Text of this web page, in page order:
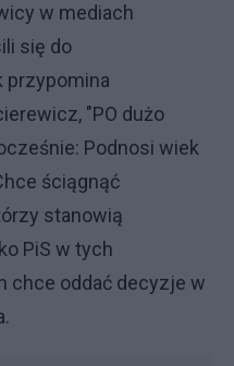
w mediach
się do
przypomina
"PO dużo
Podnosi wiek
ściągnąć
stanowią
PiS w tych
chce oddać decyzje w